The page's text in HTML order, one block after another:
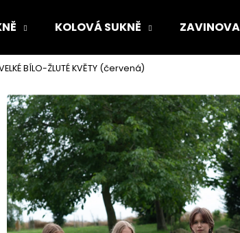
KOLOVÁ SUKNĚ
BÍLO-ŽLUTÉ KVĚTY (červená)
Co potřebujete najít?
HLEDAT
Doporučujeme